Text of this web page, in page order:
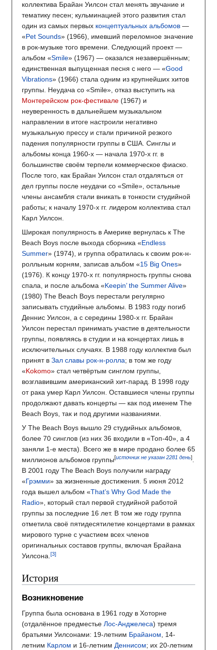
коллектива Брайан Уилсон стал менять звучание и
тематику песен; кульминацией этого развития стал
один из самых первых концептуальных альбомов —
«Pet Sounds» (1966), имевший переломное значение
в рок-музыке того времени. Следующий проект —
альбом «Smile» (1967) — оказался незавершённым;
единственная выпущенная песня с него — «Good
Vibrations» (1966) стала одним из крупнейших хитов
группы. Неудача со «Smile», отказ выступить на
Монтерейском рок-фестивале (1967) и
неуверенность в дальнейшем музыкальном
направлении в итоге настроили негативно
музыкальную прессу и стали причиной резкого
падения популярности группы в США. Синглы и
альбомы конца 1960-х — начала 1970-х гг. в
большинстве своём терпели коммерческое фиаско.
После того, как Брайан Уилсон стал отдаляться от
дел группы после неудачи со «Smile», остальные
члены ансамбля стали вникать в тонкости студийной
работы; к началу 1970-х гг. лидером коллектива стал
Карл Уилсон.
Широкая популярность в Америке вернулась к The
Beach Boys после выхода сборника «Endless
Summer» (1974), и группа обратилась к своим рок-н-
ролльным корням, записав альбом «15 Big Ones»
(1976). К концу 1970-х гг. популярность группы снова
спала, и после альбома «Keepin’ the Summer Alive»
(1980) The Beach Boys перестали регулярно
записывать студийные альбомы. В 1983 году погиб
Деннис Уилсон, а с середины 1980-х гг. Брайан
Уилсон перестал принимать участие в деятельности
группы, появляясь в студии и на концертах лишь в
исключительных случаях. В 1988 году коллектив был
принят в Зал славы рок-н-ролла; в том же году
«Kokomo» стал четвёртым синглом группы,
возглавившим американский хит-парад. В 1998 году
от рака умер Карл Уилсон. Оставшиеся члены группы
продолжают давать концерты — как под именем The
Beach Boys, так и под другими названиями.
У The Beach Boys вышло 29 студийных альбомов,
более 70 синглов (из них 36 входили в «Топ-40», а 4
заняли 1-е места). Всего же в мире продано более 65
миллионов альбомов группы[источник не указан 2281 день].
В 2001 году The Beach Boys получили награду
«Грэмми» за жизненные достижения. 5 июня 2012
года вышел альбом «That’s Why God Made the
Radio», который стал первой студийной работой
группы за последние 16 лет. В том же году группа
отметила своё пятидесятилетие концертами в рамках
мирового турне с участием всех членов
оригинальных составов группы, включая Брайана
Уилсона.
История
Возникновение
Группа была основана в 1961 году в Хоторне
(отдалённое предместье Лос-Анджелеса) тремя
братьями Уилсонами: 19-летним Брайаном , 14-
летним Карлом и 16-летним Деннисом; их 20-летним